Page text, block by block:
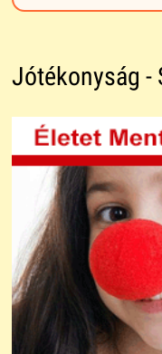
Jótékonyság -